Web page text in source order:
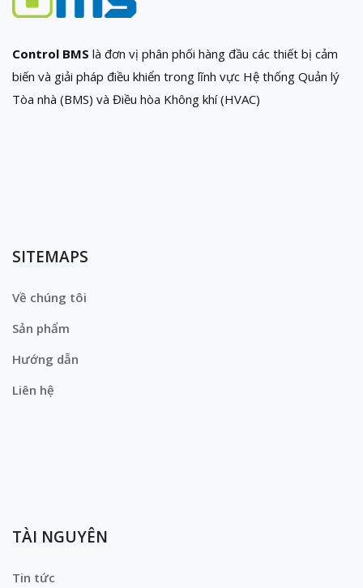
Control BMS là đơn vị phân phối hàng đầu các thiết bị cảm
biến và giải pháp điều khiển trong lĩnh vực Hệ thống Quản lý
Tòa nhà (BMS) và Điều hòa Không khí (HVAC)
SITEMAPS
Về chúng tôi
Sản phẩm
Hướng dẫn
Liên hệ
TÀI NGUYÊN
Tin tức